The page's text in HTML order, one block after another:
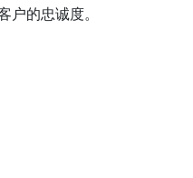
的忠诚度。